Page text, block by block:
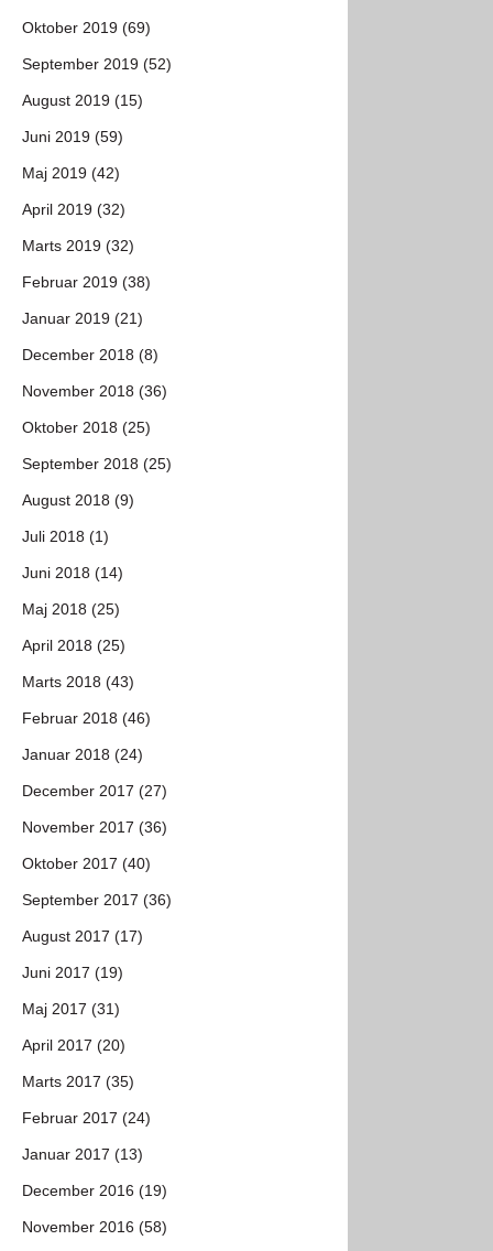
Oktober 2019 (69)
September 2019 (52)
August 2019 (15)
Juni 2019 (59)
Maj 2019 (42)
April 2019 (32)
Marts 2019 (32)
Februar 2019 (38)
Januar 2019 (21)
December 2018 (8)
November 2018 (36)
Oktober 2018 (25)
September 2018 (25)
August 2018 (9)
Juli 2018 (1)
Juni 2018 (14)
Maj 2018 (25)
April 2018 (25)
Marts 2018 (43)
Februar 2018 (46)
Januar 2018 (24)
December 2017 (27)
November 2017 (36)
Oktober 2017 (40)
September 2017 (36)
August 2017 (17)
Juni 2017 (19)
Maj 2017 (31)
April 2017 (20)
Marts 2017 (35)
Februar 2017 (24)
Januar 2017 (13)
December 2016 (19)
November 2016 (58)